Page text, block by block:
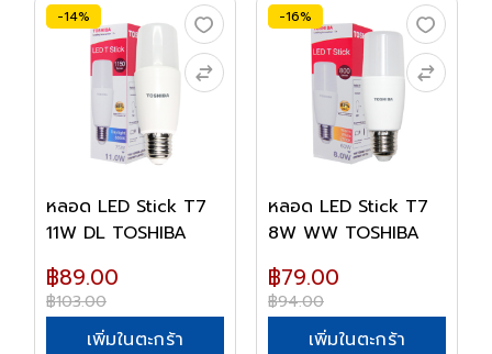
-14%
หลอด LED Stick T7
11W DL TOSHIBA
฿89.00
฿103.00
เพิ่มในตะกร้า
-16%
หลอด LED Stick T7
8W WW TOSHIBA
฿79.00
฿94.00
เพิ่มในตะกร้า